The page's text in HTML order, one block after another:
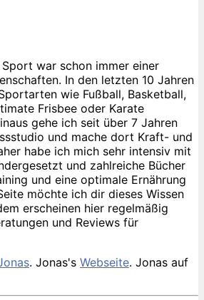
war schon immer einer
In den letzten 10 Jahren
wie Fußball, Basketball,
Frisbee oder Karate
gehe ich seit über 7 Jahren
und mache dort Kraft- und
habe ich mich sehr intensiv mit
und zahlreiche Bücher
und eine optimale Ernährung
möchte ich dir dieses Wissen
erscheinen hier regelmäßig
und Reviews für
. Jonas's Webseite. Jonas auf